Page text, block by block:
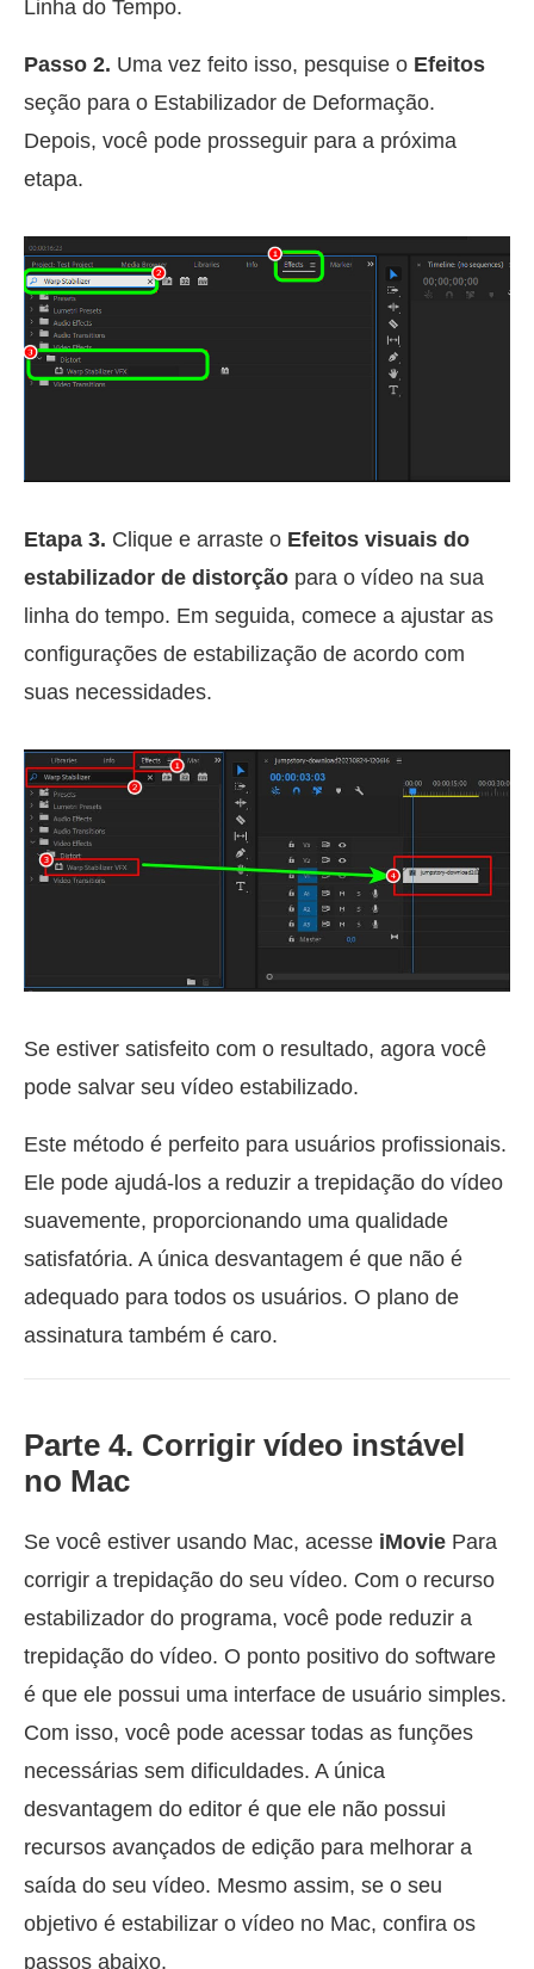
Linha do Tempo.
Passo 2. Uma vez feito isso, pesquise o Efeitos
seção para o Estabilizador de Deformação.
Depois, você pode prosseguir para a próxima
etapa.
Etapa 3. Clique e arraste o Efeitos visuais do
estabilizador de distorção para o vídeo na sua
linha do tempo. Em seguida, comece a ajustar as
configurações de estabilização de acordo com
suas necessidades.
Se estiver satisfeito com o resultado, agora você
pode salvar seu vídeo estabilizado.
Este método é perfeito para usuários profissionais.
Ele pode ajudá-los a reduzir a trepidação do vídeo
suavemente, proporcionando uma qualidade
satisfatória. A única desvantagem é que não é
adequado para todos os usuários. O plano de
assinatura também é caro.
Parte 4. Corrigir vídeo instável
no Mac
Se você estiver usando Mac, acesse iMovie Para
corrigir a trepidação do seu vídeo. Com o recurso
estabilizador do programa, você pode reduzir a
trepidação do vídeo. O ponto positivo do software
é que ele possui uma interface de usuário simples.
Com isso, você pode acessar todas as funções
necessárias sem dificuldades. A única
desvantagem do editor é que ele não possui
recursos avançados de edição para melhorar a
saída do seu vídeo. Mesmo assim, se o seu
objetivo é estabilizar o vídeo no Mac, confira os
passos abaixo.